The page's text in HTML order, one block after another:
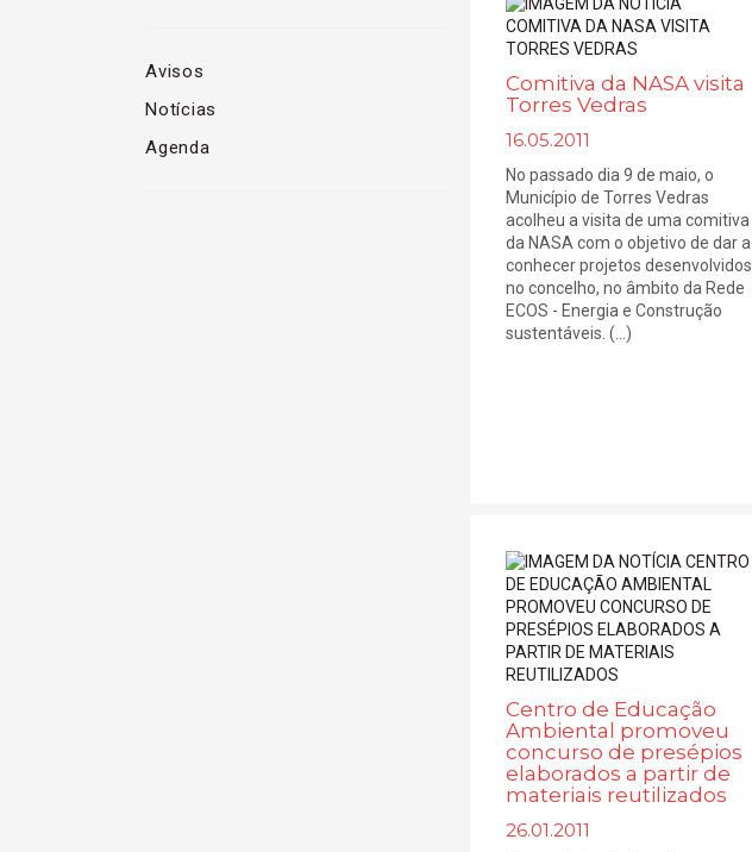
Avisos
Notícias
Agenda
Comitiva da NASA visita
Torres Vedras
16.05.2011
No passado dia 9 de maio, o
Município de Torres Vedras
acolheu a visita de uma comitiva
da NASA com o objetivo de dar a
conhecer projetos desenvolvidos
no concelho, no âmbito da Rede
ECOS - Energia e Construção
sustentáveis. (...)
Centro de Educação
Ambiental promoveu
concurso de presépios
elaborados a partir de
materiais reutilizados
26.01.2011